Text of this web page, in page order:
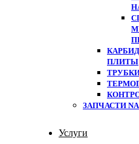
ПЛИТЫ
ЗАПЧАСТИ
Услуги